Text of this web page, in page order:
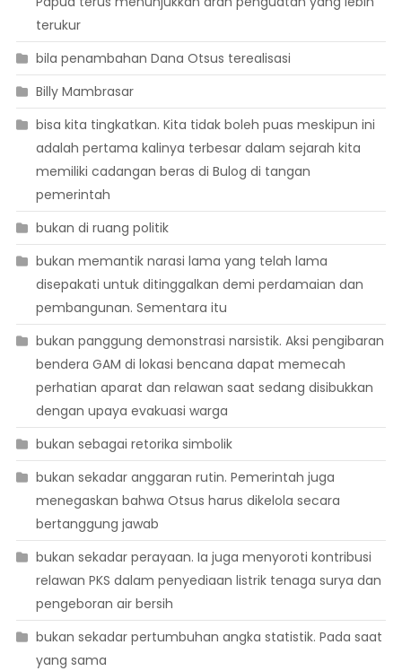
terukur
bila penambahan Dana Otsus terealisasi
Billy Mambrasar
bisa kita tingkatkan. Kita tidak boleh puas meskipun ini
adalah pertama kalinya terbesar dalam sejarah kita
memiliki cadangan beras di Bulog di tangan
pemerintah
bukan di ruang politik
bukan memantik narasi lama yang telah lama
disepakati untuk ditinggalkan demi perdamaian dan
pembangunan. Sementara itu
bukan panggung demonstrasi narsistik. Aksi pengibaran
bendera GAM di lokasi bencana dapat memecah
perhatian aparat dan relawan saat sedang disibukkan
dengan upaya evakuasi warga
bukan sebagai retorika simbolik
bukan sekadar anggaran rutin. Pemerintah juga
menegaskan bahwa Otsus harus dikelola secara
bertanggung jawab
bukan sekadar perayaan. Ia juga menyoroti kontribusi
relawan PKS dalam penyediaan listrik tenaga surya dan
pengeboran air bersih
bukan sekadar pertumbuhan angka statistik. Pada saat
yang sama